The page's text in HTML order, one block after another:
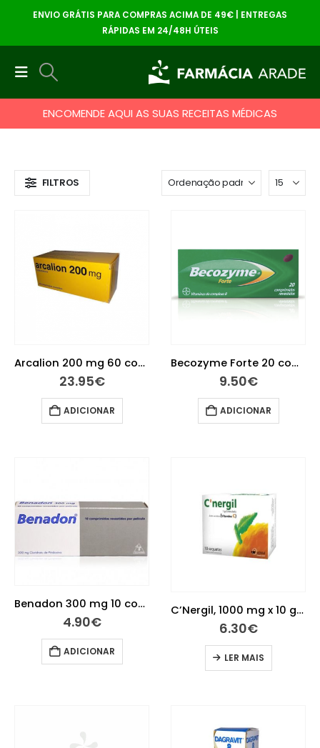
ENVIO GRÁTIS PARA COMPRAS ACIMA DE 49€ | ENTREGAS
RÁPIDAS EM 24/48H ÚTEIS
ENCOMENDE AQUI AS SUAS RECEITAS MÉDICAS
FILTROS
Arcalion 200 mg 60 comprimidos revestidos
23.95€
ADICIONAR
Becozyme Forte 20 comprimidos revestidos
9.50€
ADICIONAR
Benadon 300 mg 10 comprimidos revestidos
4.90€
ADICIONAR
C’Nergil, 1000 mg x 10 gran solução oral
6.30€
LER MAIS